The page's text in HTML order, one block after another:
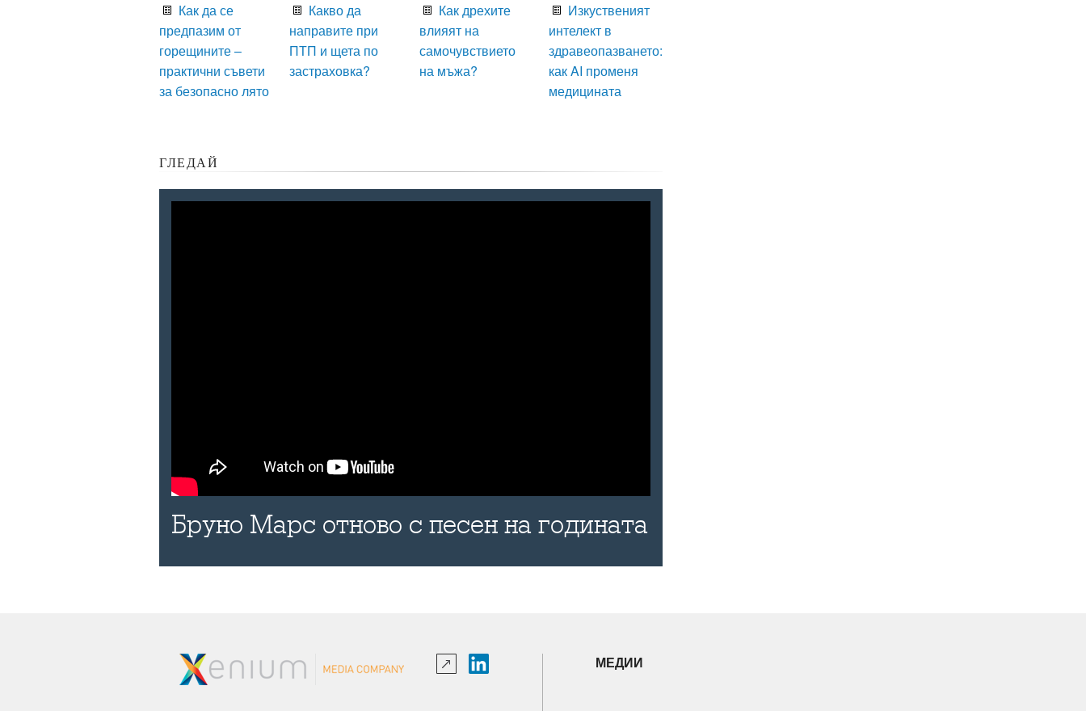
Как да се
предпазим от
горещините –
практични съвети
за безопасно лято
Какво да
направите при
ПТП и щета по
застраховка?
Как дрехите
влияят на
самочувствието
на мъжа?
Изкуственият
интелект в
здравеопазването:
как AI променя
медицината
ГЛЕДАЙ
Бруно Марс отново с песен на годината
МЕДИИ